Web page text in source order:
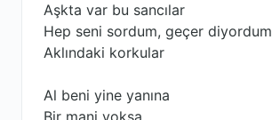
Aşkta var bu sancılar
Hep seni sordum, geçer diyordum
Aklındaki korkular
Al beni yine yanına
Bir mani yoksa